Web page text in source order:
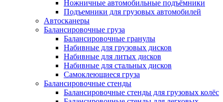
Ножничные автомобильные подъёмники
Подъемники для грузовых автомобилей
Автосканеры
Балансировочные груза
Балансировочные гранулы
Набивные для грузовых дисков
Набивные для литых дисков
Набивные для стальных дисков
Самоклеющиеся груза
Балансировочные стенды
Балансировочные стенды для грузовых колёс